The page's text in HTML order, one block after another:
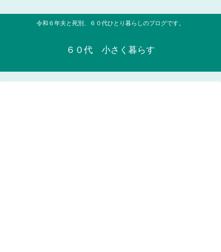
令和６年夫と死別、６０代ひとり暮らしのブログです。
６０代 小さく暮らす